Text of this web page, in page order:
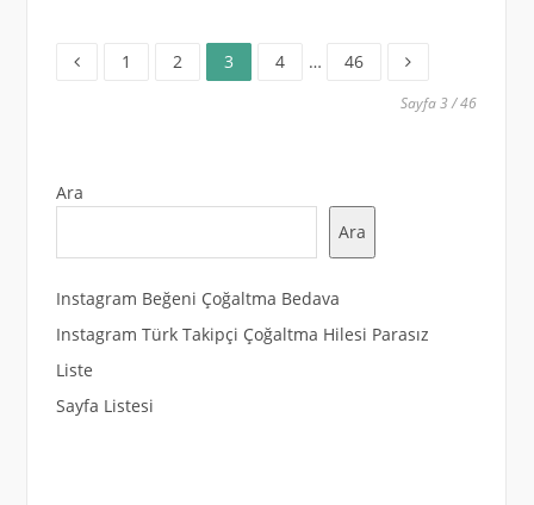
Yazı
Sayfa
1 Sayfa
2 Sayfa
3 Sayfa
4 … Sayfa
46
Sayfa 3 / 46
Ara
Ara
Instagram Beğeni Çoğaltma Bedava
Instagram Türk Takipçi Çoğaltma Hilesi Parasız
Liste
Sayfa Listesi